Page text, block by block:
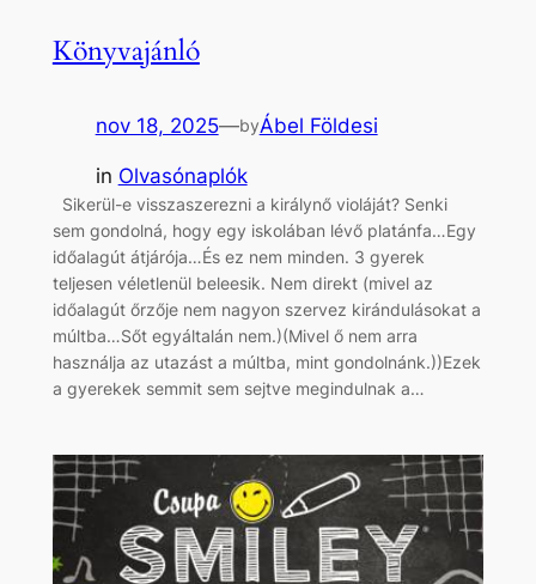
Könyvajánló
nov 18, 2025—byÁbel Földesi
in Olvasónaplók
Sikerül-e visszaszerezni a királynő violáját? Senki
sem gondolná, hogy egy iskolában lévő platánfa…Egy
időalagút átjárója…És ez nem minden. 3 gyerek
teljesen véletlenül beleesik. Nem direkt (mivel az
időalagút őrzője nem nagyon szervez kirándulásokat a
múltba…Sőt egyáltalán nem.)(Mivel ő nem arra
használja az utazást a múltba, mint gondolnánk.))Ezek
a gyerekek semmit sem sejtve megindulnak a…